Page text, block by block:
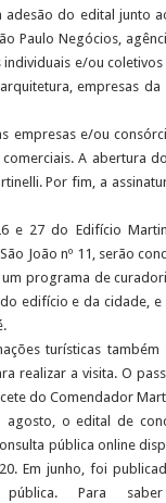
adesão do edital junto
Paulo Negócios,
e/ou
empresas
empresas e/ou
A abertura
Por fim, a
e 27 do Edifício
João nº 11, serão
programa de
edifício e da cidade,
turísticas
realizar a visita. O
do Comendador
agosto, o edital de
pública online
Em junho, foi
pública. Para